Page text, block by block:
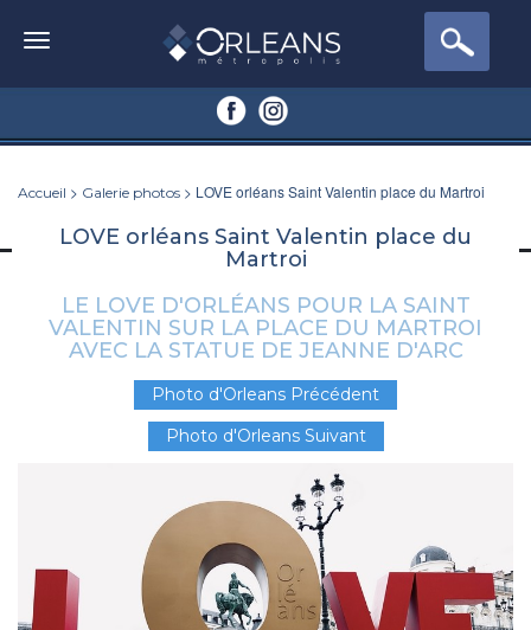
Accueil > Galerie photos > LOVE orléans Saint Valentin place du Martroi
LOVE orléans Saint Valentin place du
Martroi
LE LOVE D'ORLÉANS POUR LA SAINT
VALENTIN SUR LA PLACE DU MARTROI
AVEC LA STATUE DE JEANNE D'ARC
Photo d'Orleans Précédent
Photo d'Orleans Suivant